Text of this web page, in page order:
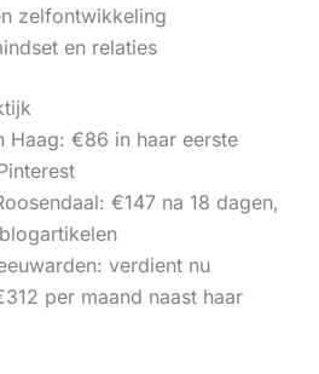
zelfontwikkeling
en relaties
Haag: €86 in haar eerste
€147 na 18 dagen,
verdient nu
per maand naast haar